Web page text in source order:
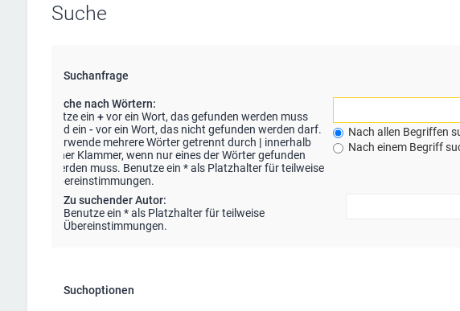
Suche
Suchanfrage
Suche nach Wörtern:
Setze ein +vor ein Wort, das gefunden werden muss
und ein - vor ein Wort, das nicht gefunden werden darf.
Verwende mehrere Wörter getrennt durch | innerhalb
einer Klammer, wenn nur eines der Wörter gefunden
werden muss. Benutze ein * als Platzhalter für teilweise
Übereinstimmungen.
Nach allen Begriffen
Nach einem Begriff
Zu suchender Autor:
Benutze ein * als Platzhalter für teilweise
Übereinstimmungen.
Suchoptionen